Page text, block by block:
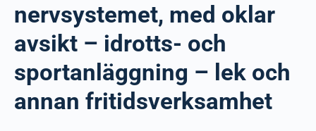
nervsystemet, med oklar
avsikt – idrotts- och
sportanläggning – lek och
annan fritidsverksamhet